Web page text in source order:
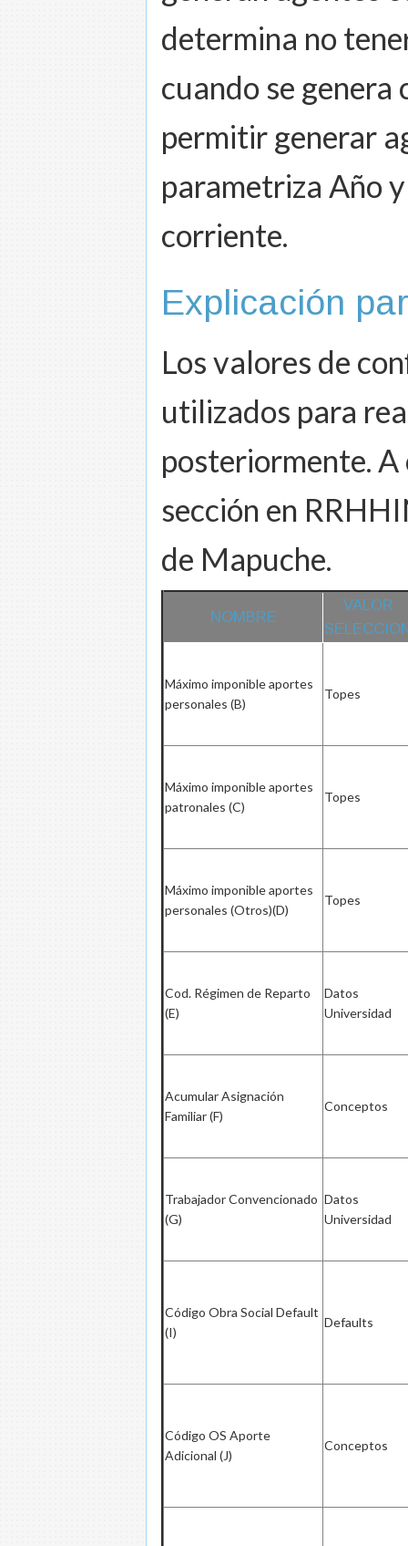
determina no
cuando se genera
permitir generar
parametriza Año
corriente.
Explicación
Los valores de
utilizados para
posteriormente.
sección en
de Mapuche.
NOMBRE
VALOR
Máximo imponible aportes
personales (B)
Topes
Máximo imponible aportes
patronales (C)
Topes
Máximo imponible aportes
personales (Otros)(D)
Topes
Cod. Régimen de Reparto
(E)
Datos
Universidad
Acumular Asignación
Familiar (F)
Conceptos
Trabajador Convencionado
(G)
Datos
Universidad
Código Obra Social Default
(I)
Defaults
Código OS Aporte
Adicional (J)
Conceptos